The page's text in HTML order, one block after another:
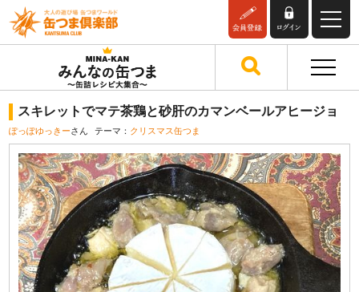
スキレットでマテ茶鶏と砂肝のカマンベールアヒージョ
ぽっぽゆっきーさん テーマ： クリスマス缶つま